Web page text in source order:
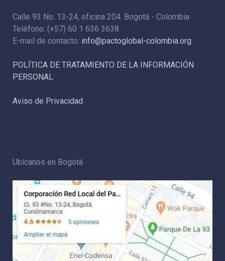
Calle 93 No. 13-24, oficina 204. Bogotá - Colombia
Teléfono: (+57) 60 1 636 3638
E-mail de contacto: info@pactoglobal-colombia.org
POLÍTICA DE TRATAMIENTO DE LA INFORMACIÓN
PERSONAL
Aviso de Privacidad
Ubícanos en Bogotá